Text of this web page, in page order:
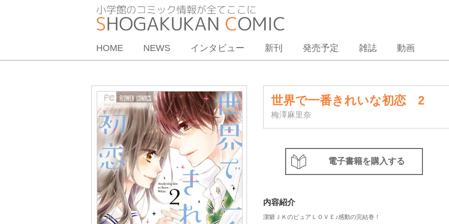
HOME NEWS インタビュー 新刊 発売予定 雑誌 動画
世界で一番きれいな初恋 2
梅澤麻里奈
電子書籍を購入する
内容紹介
潔癖ＪＫのピュアＬＯＶＥ♪感動の完結巻！